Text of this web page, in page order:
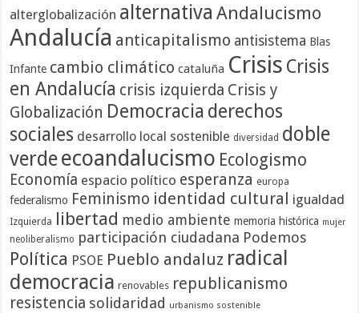
alterglobalización alternativa Andalucismo
Andalucía anticapitalismo antisistema Blas
Infante cambio climático cataluña Crisis Crisis
en Andalucía crisis izquierda Crisis y
Globalización Democracia derechos
sociales desarrollo local sostenible diversidad doble
verdeecoandalucismo Ecologismo
Economía espacio político esperanza europa
federalismo Feminismo identidad cultural igualdad
Izquierda libertad medio ambiente memoria histórica mujer
neoliberalismo participación ciudadana Podemos
Política PSOE Pueblo andaluz radical
democracia renovables republicanismo
resistencia solidaridad urbanismo sostenible